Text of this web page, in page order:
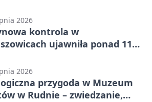
2026
kontrola w
ujawniła ponad 110
2026
przygoda w Muzeum
w Rudnie – zwiedzanie,